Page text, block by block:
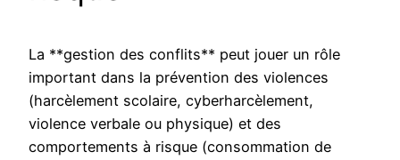
La **gestion des conflits** peut jouer un rôle
important dans la prévention des violences
(harcèlement scolaire, cyberharcèlement,
violence verbale ou physique) et des
comportements à risque (consommation de